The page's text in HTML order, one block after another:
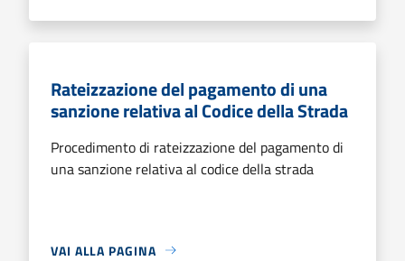
Rateizzazione del pagamento di una
sanzione relativa al Codice della Strada
Procedimento di rateizzazione del pagamento di
una sanzione relativa al codice della strada
VAI ALLA PAGINA